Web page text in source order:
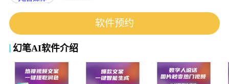
软件预约
幻笔AI软件介绍